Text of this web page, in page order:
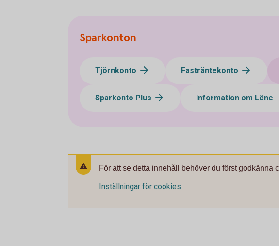
Sparkonton
Tjörnkonto Fasträntekonto
Sparkonto Plus Information om
För att se detta innehåll behöver du först godkänna
Inställningar för cookies